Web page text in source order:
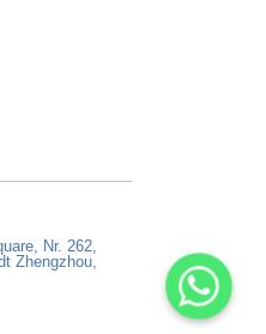
Nr. 262,
Zhengzhou,